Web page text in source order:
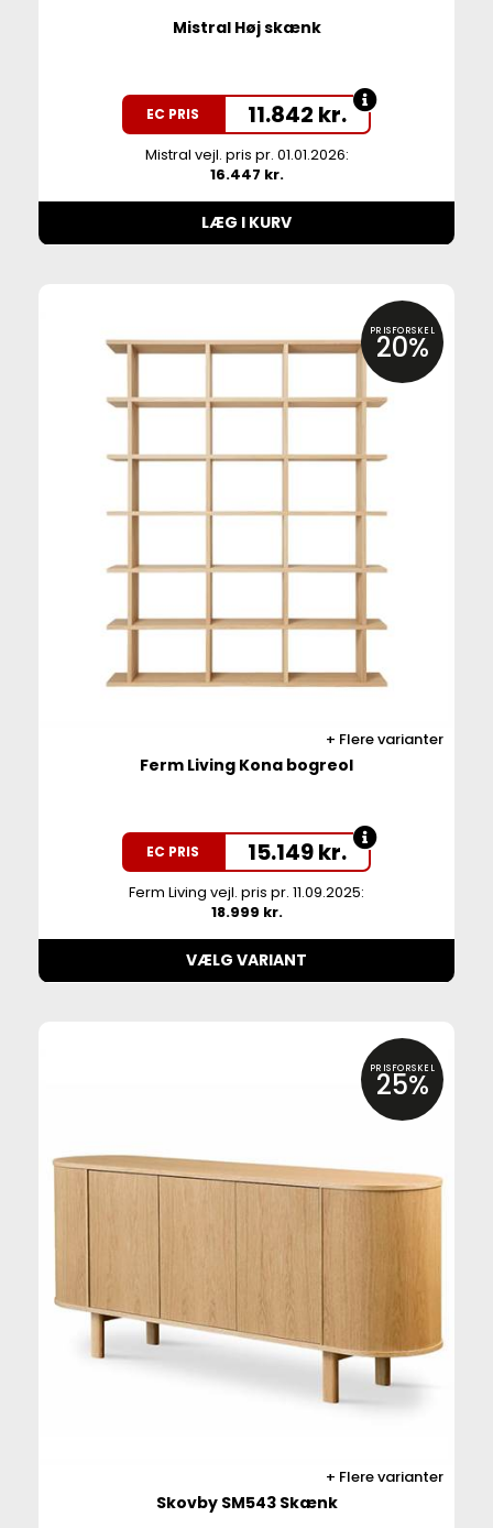
Mistral Høj skænk
EC PRIS 11.842 kr.
Mistral vejl. pris pr. 01.01.2026:
16.447 kr.
LÆG I KURV
PRISFORSKEL
20%
Flere varianter
Ferm Living Kona bogreol
EC PRIS 15.149kr.
Ferm Living vejl. pris pr. 11.09.2025:
18.999 kr.
VÆLG VARIANT
PRISFORSKEL
25%
Flere varianter
Skovby SM543 Skænk